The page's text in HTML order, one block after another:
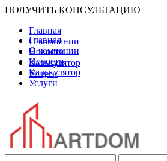
ПОЛУЧИТЬ КОНСУЛЬТАЦИЮ
Главная
О компании
Новости
Калькулятор
Услуги
Главная
О компании
Новости
Калькулятор
Услуги